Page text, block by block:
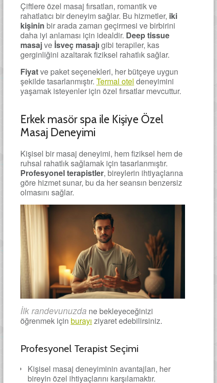
Çiftlere özel masaj fırsatları, romantik ve
rahatlatıcı bir deneyim sağlar. Bu hizmetler, iki
kişinin bir arada zaman geçirmesi ve birbirini
daha iyi anlaması için idealdir. Deep tissue
masajve İsveç masajıgibi terapiler, kas
gerginliğini azaltarak fiziksel rahatlık sağlar.
Fiyatve paket seçenekleri, her bütçeye uygun
şekilde tasarlanmıştır. Termal otel deneyimini
yaşamak isteyenler için özel fırsatlar mevcuttur.
Erkek masör spa ile Kişiye Özel
Masaj Deneyimi
Kişisel bir masaj deneyimi, hem fiziksel hem de
ruhsal rahatlık sağlamak için tasarlanmıştır.
Profesyonel terapistler, bireylerin ihtiyaçlarına
göre hizmet sunar, bu da her seansın benzersiz
olmasını sağlar.
İlk randevunuzda ne bekleyeceğinizi
öğrenmek için burayı ziyaret edebilirsiniz.
Profesyonel Terapist Seçimi
Kişisel masaj deneyiminin avantajları, her
bireyin özel ihtiyaçlarını karşılamaktır.